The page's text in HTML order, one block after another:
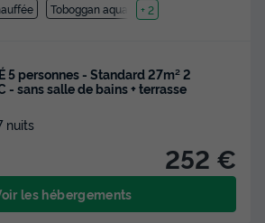
Toboggan aquatique
+ 2
5 personnes - Standard 27m² 2
- sans salle de bains + terrasse
nuits
252 €
les hébergements